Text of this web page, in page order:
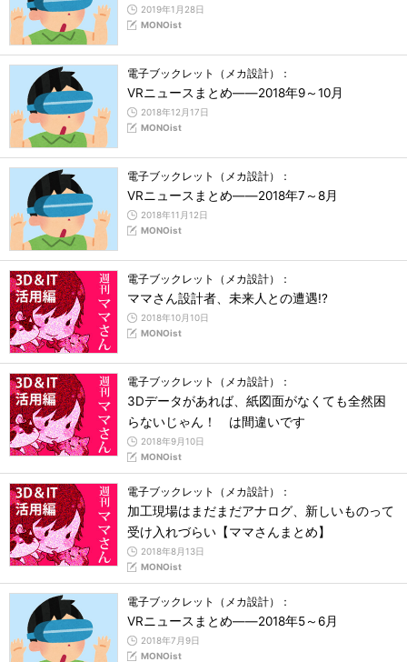
2019年1月28日
MONOist
電子ブックレット（メカ設計）：
VRニュースまとめ――2018年9～10月
2018年12月17日
MONOist
電子ブックレット（メカ設計）：
VRニュースまとめ――2018年7～8月
2018年11月12日
MONOist
電子ブックレット（メカ設計）：
ママさん設計者、未来人との遭遇!?
2018年10月10日
MONOist
電子ブックレット（メカ設計）：
3Dデータがあれば、紙図面がなくても全然困
らないじゃん！ は間違いです
2018年9月10日
MONOist
電子ブックレット（メカ設計）：
加工現場はまだまだアナログ、新しいものって
受け入れづらい【ママさんまとめ】
2018年8月13日
MONOist
電子ブックレット（メカ設計）：
VRニュースまとめ――2018年5～6月
2018年7月9日
MONOist